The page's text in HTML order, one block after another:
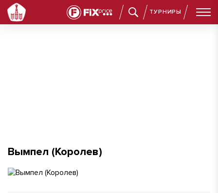
ТУРНИРЫ
Вымпел (Королев)
Вымпел (Королев)